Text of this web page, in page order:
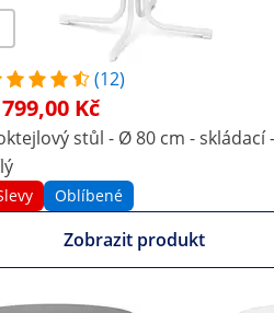
(12)
Kč
stůl - Ø 80 cm - skládací -
Oblíbené
Zobrazit produkt
stolu
plastem, která má
občerstvením nebo před
šrouby, pomocí nichž je
Pogumované nožičky
v klasickém provedení lze
jednotlivé díly lze
péči.
vybavení Royal
si prohlédli